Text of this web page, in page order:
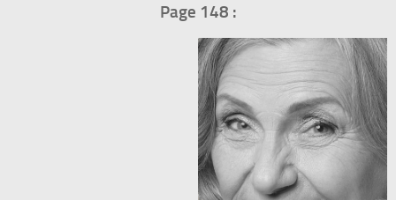
Page 148 :